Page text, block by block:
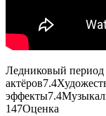
Ледниковый период
актёров7.4
эффекты7.4
147Оценка